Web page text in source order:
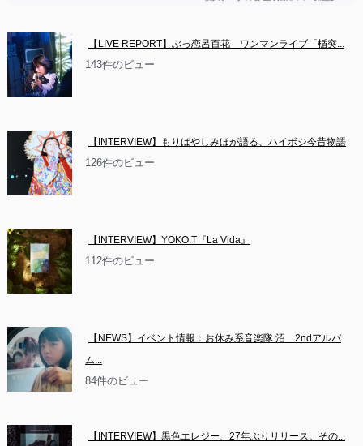
【LIVE REPORT】ぶっ恋呂百花　ワンマンライブ「楯突...
143件のビュー
【INTERVIEW】もりばやしみほが語る、ハイポジ今昔物語
126件のビュー
【INTERVIEW】YOKO.T『La Vida』
112件のビュー
【NEWS】イベント情報：お休み系音楽隊 沼　2ndアルバ
ム...
84件のビュー
【INTERVIEW】黒色エレジー、27年ぶりリリース。その...